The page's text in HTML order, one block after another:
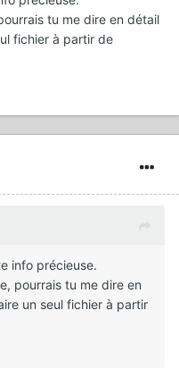
tu me dire en détail
fichier à partir de
info précieuse.
pourrais tu me dire en
un seul fichier à partir